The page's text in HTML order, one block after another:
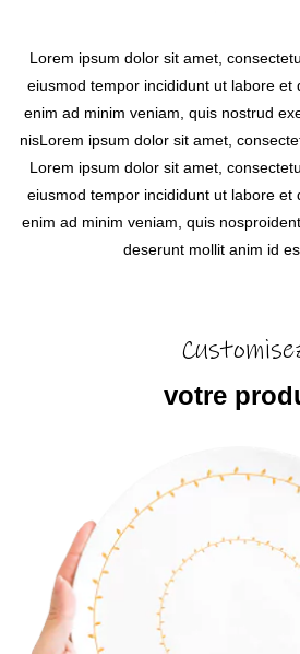
Lorem ipsum dolor sit amet,
eiusmod tempor incididunt ut labore et
enim ad minim veniam, quis nostrud
nisLorem ipsum dolor sit amet,
Lorem ipsum dolor sit amet,
eiusmod tempor incididunt ut labore et
enim ad minim veniam, quis
deserunt mollit anim id
votre